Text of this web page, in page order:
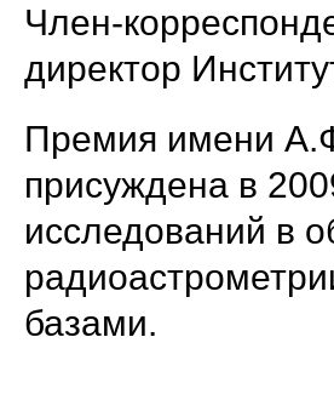
Член-
директор
Премия имени
присуждена в
исследований в
базами.